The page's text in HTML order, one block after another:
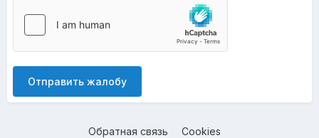
Отправить жалобу
Обратная связь Cookies